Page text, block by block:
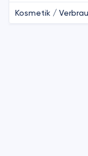
Kosmetik /